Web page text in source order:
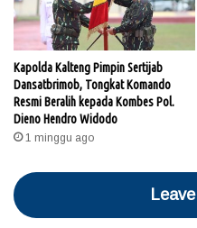
Kapolda Kalteng Pimpin Sertijab
Dansatbrimob, Tongkat Komando
Resmi Beralih kepada Kombes Pol.
Dieno Hendro Widodo
1 minggu ago